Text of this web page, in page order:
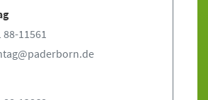
88-11561